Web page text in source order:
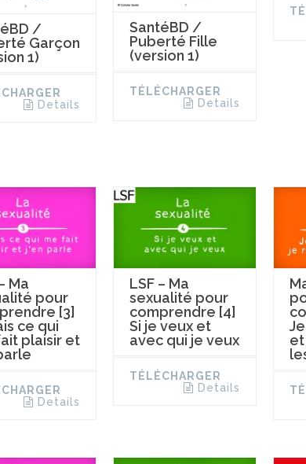
/
Garçon
1)
Details
SantéBD /
Puberté Fille
(version 1)
TÉLÉCHARGER
Details
Ma
pour
[3]
ce qui
plaisir et
Details
LSF – Ma
sexualité pour
comprendre [4]
Si je veux et
avec qui je veux
TÉLÉCHARGER
Details